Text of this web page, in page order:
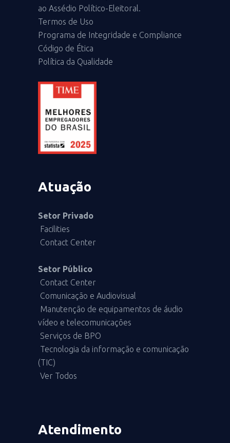
ao Assédio Político-Eleitoral.
Termos de Uso
Programa de Integridade e Compliance
Código de Ética
Política da Qualidade
Atuação
Setor Privado
Facilities
Contact Center
Setor Público
Contact Center
Comunicação e Audiovisual
Manutenção de equipamentos de áudio
vídeo e telecomunicações
Serviços de BPO
Tecnologia da informação e comunicação
(TIC)
Ver Todos
Atendimento